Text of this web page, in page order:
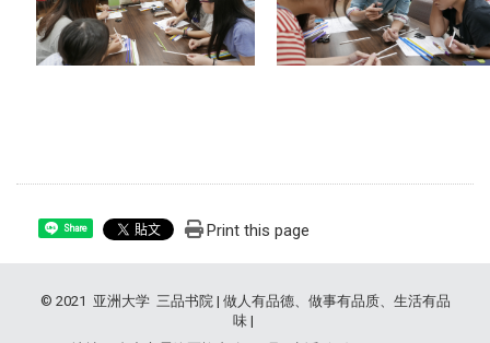
Share Print this page
© 2021 亚洲大学 三品书院 | 做人有品德、做事有品质、生活有品
味 |